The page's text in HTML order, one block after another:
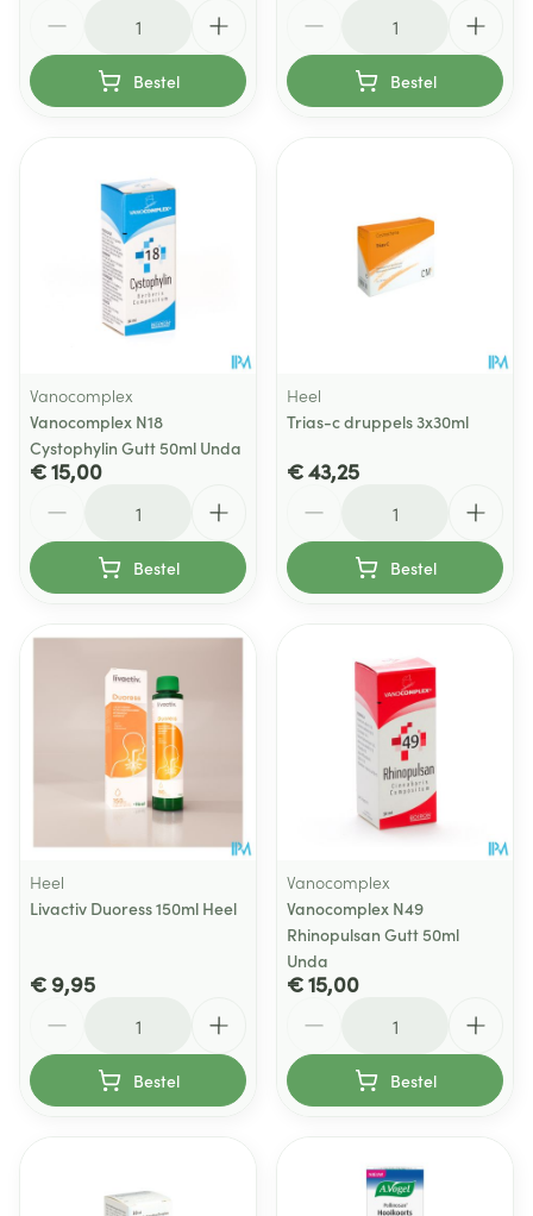
Bestel Bestel
Vanocomplex
Vanocomplex N18
Cystophylin Gutt 50ml Unda
€ 15,00
Bestel
Heel
Trias-c druppels 3x30ml
€ 43,25
Bestel
Heel
Livactiv Duoress 150ml Heel
€ 9,95
Bestel
Vanocomplex
Vanocomplex N49
Rhinopulsan Gutt 50ml
Unda
€ 15,00
Bestel